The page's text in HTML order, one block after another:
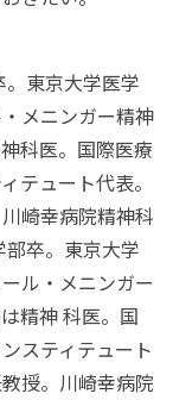
東京大学医学
メニンガー精神
科医。国際医療
テュート代表。
崎幸病院精神科
卒。東京大学
ル・メニンガー
精神 科医。国
スティテュート
授。川崎幸病院